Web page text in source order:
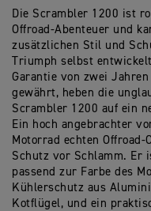
Die Scrambler 1200 ist
Offroad-Abenteuer und
zusätzlichen Stil und
Triumph selbst
Garantie von zwei
gewährt, heben die
Scrambler 1200 auf ein
Ein hoch angebrachter
Motorrad echten
Schutz vor Schlamm. Er
passend zur Farbe des
Kühlerschutz aus
Kotflügel, und ein